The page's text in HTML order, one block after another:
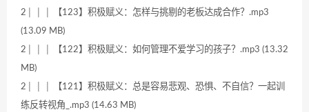
2│ │ │ 【123】积极赋义：怎样与挑剔的老板达成合作？.mp3
(13.09 MB)
2│ │ │ 【122】积极赋义：如何管理不爱学习的孩子？.mp3 (13.32
MB)
2│ │ │ 【121】积极赋义：总是容易悲观、恐惧、不自信？一起训
练反转视角_.mp3 (14.63 MB)